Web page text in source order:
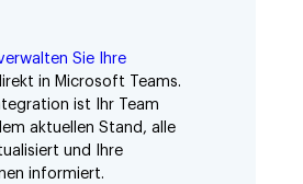
Sie Ihre
in Microsoft Teams.
ist Ihr Team
aktuellen Stand, alle
und Ihre
informiert.